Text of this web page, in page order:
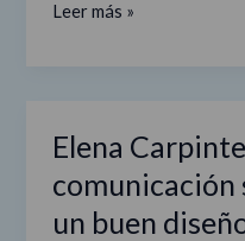
de
Leer más »
Elena
comunicación
un buen
Elena
"una
buena